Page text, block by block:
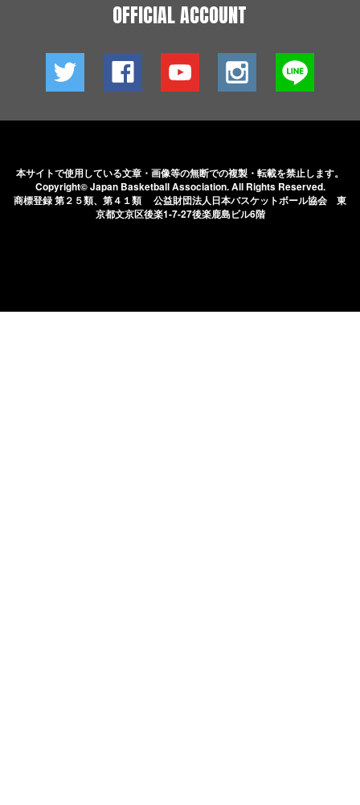
OFFICIAL ACCOUNT
本サイトで使用している文章・画像等の無断での複製・転載を禁止します。
Copyright© Japan Basketball Association.All Rights Reserved.
商標登録 第２５類、第４１類 公益財団法人日本バスケットボール協会 東
京都文京区後楽1-7-27後楽鹿島ビル6階